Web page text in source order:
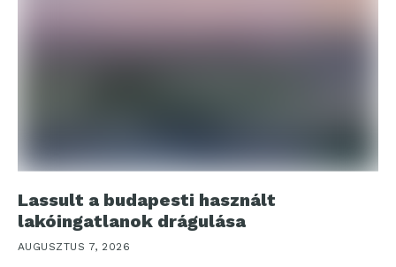
Lassult a budapesti használt
lakóingatlanok drágulása
AUGUSZTUS 7, 2026